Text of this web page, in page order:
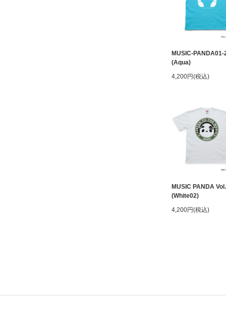
MUSIC-PANDA01-
(Aqua)
4,200円(税込)
MUSIC PANDA
(White02)
4,200円(税込)